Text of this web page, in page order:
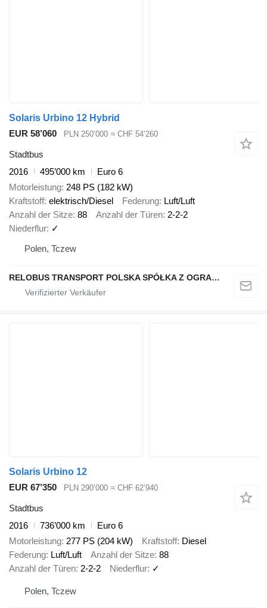
Solaris Urbino 12 Hybrid
EUR 58’060
PLN 250’000 ≈ CHF 54’260
Stadtbus
2016
495’000 km
Euro 6
Motorleistung 248 PS (182 kW)
Kraftstoff elektrisch/Diesel Federung Luft/Luft
Anzahl der Sitze 88 Anzahl der Türen 2-2-2
Niederflur ✓
Polen, Tczew
RELOBUS TRANSPORT POLSKA SPÓŁKA Z OGRANICZONĄ ODPOWIEDZIALNOŚCIĄ
Solaris Urbino 12
EUR 67’350
PLN 290’000 ≈ CHF 62’940
Stadtbus
2016
736’000 km
Euro 6
Motorleistung 277 PS (204 kW) Kraftstoff Diesel
Federung Luft/Luft Anzahl der Sitze 88
Anzahl der Türen 2-2-2 Niederflur ✓
Polen, Tczew